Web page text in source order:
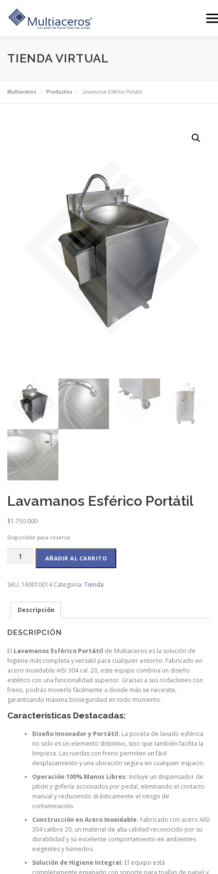
contenido
LÍNEAS GALERÍA SERVICIOS
BLOG TIENDA NOSOTROS
TIENDA VIRTUAL
Multiaceros Productos Lavamanos Esférico Portátil
Lavamanos Esférico Portátil
$1.750.000
Disponible para reserva
Lavamanos
cantidad
AÑADIR AL CARRITO
SKU: 160010014 Categoría: Tienda
Descripción
DESCRIPCIÓN
El Lavamanos Esférico Portátil de Multiaceros es la solución de
higiene más completa y versátil para cualquier entorno. Fabricado en
acero inoxidable AISI 304 cal. 20, este equipo combina un diseño
estético con una funcionalidad superior. Gracias a sus rodachines con
freno, podrás moverlo fácilmente a donde más se necesite,
garantizando máxima bioseguridad en todo momento.
Características Destacadas:
Diseño Innovador y Portátil: La poceta de lavado esférica
no solo es un elemento distintivo, sino que también facilita la
limpieza. Las ruedas con freno permiten un fácil
desplazamiento y una ubicación segura en cualquier espacio.
Operación 100% Manos Libres: Incluye un dispensador de
jabón y grifería accionados por pedal, eliminando el contacto
manual y reduciendo drásticamente el riesgo de
contaminación.
Construcción en Acero Inoxidable: Fabricado con acero AISI
304 calibre 20, un material de alta calidad reconocido por su
durabilidad y su excelente comportamiento en ambientes
exigentes y húmedos.
Solución de Higiene Integral: El equipo está